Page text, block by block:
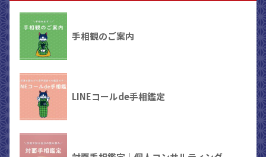
手相観のご案内
LINEコールde手相鑑定